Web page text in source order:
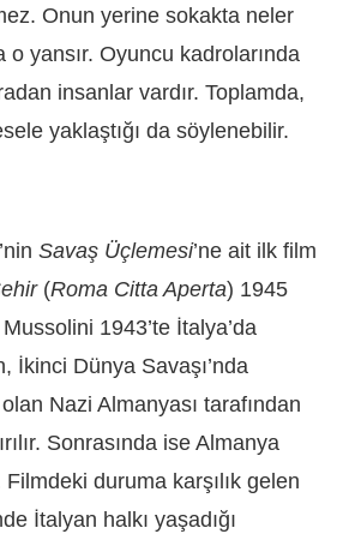
Onun yerine sokakta neler
yansır. Oyuncu kadrolarında
insanlar vardır. Toplamda,
yaklaştığı da söylenebilir.
Savaş Üçlemesi’ne ait ilk film
(Roma Citta Aperta) 1945
Mussolini 1943’te İtalya’da
İkinci Dünya Savaşı’nda
Nazi Almanyası tarafından
Sonrasında ise Almanya
Filmdeki duruma karşılık gelen
İtalyan halkı yaşadığı